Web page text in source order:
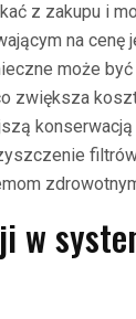
z zakupu i
na cenę
może
zwiększa
w